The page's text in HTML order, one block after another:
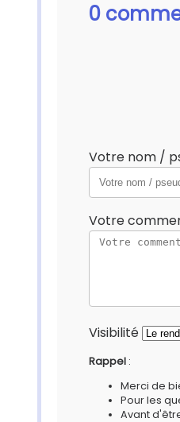
0
Votre nom /
Votre
Visibilité
Rappel :
Merci de
Pour les
Avant